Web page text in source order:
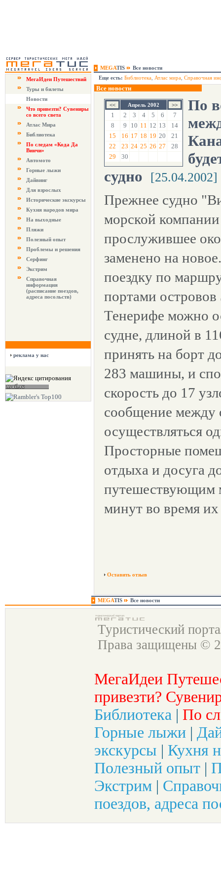
MEGATIS
Все новости
МегаИдеи Путешествий
Туры и билеты
Новости
Что привезти? Сувениры
со всего света
Атлас Мира
Библиотека
По следам «Кода Да
Винчи»
Автомото
Горные лыжи
Дайвинг
Для взрослых
Исторические экскурсы
Кухня народов мира
На выходные
Пляжи
Полезный опыт
Проблемы и решения
Серфинг
Экстрим
Справочная
информация
(расписание поездов,
адреса посольств)
реклама у нас
Еще есть: Библиотека Атлас мира Справочная
Все новости
Апрель 2002
1 2 3 4 5 6
7
8
9 10 11 12 13
14
15
16 17 18 19 20
21
22
23 24 25 26 27
28
29
30
По
судно
[25.04.2002]
Прежнее судно
морской
прослужившее
заменено на
поездку по
портами
Тенерифе можно
судне, длиной в
принять на борт
283 машины, и
скорость до 17
сообщение между
осуществляться
Просторные
отдыха и досуга
путешествующим
минут во время их
Оставить отзыв
MEGATIS Все новости
Туристический
Права защищены ©
МегаИдеи
привезти?
Библиотека | По
Горные лыжи |
экскурсы | Кухня
Полезный опыт |
Экстрим |
поездов, адреса